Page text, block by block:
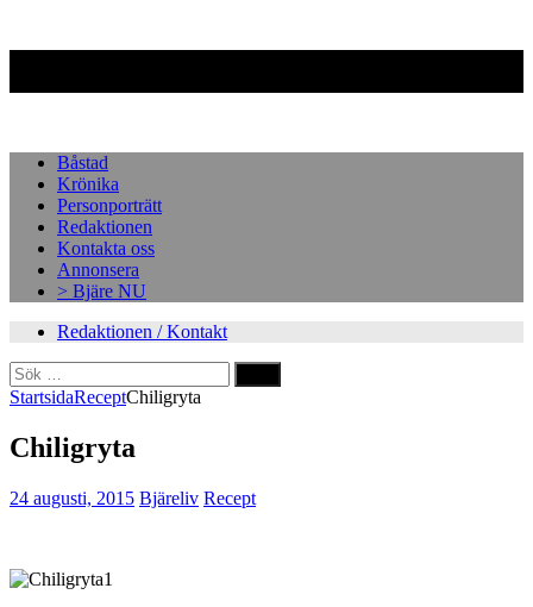
Båstad
Krönika
Personporträtt
Redaktionen
Kontakta oss
Annonsera
> Bjäre NU
Redaktionen / Kontakt
Sök
efter:
StartsidaReceptChiligryta
Chiligryta
24 augusti, 2015 Bjäreliv Recept